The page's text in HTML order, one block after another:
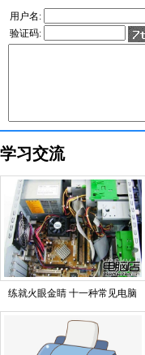
用户名:
验证码:
学习交流
练就火眼金睛 十一种常见电脑